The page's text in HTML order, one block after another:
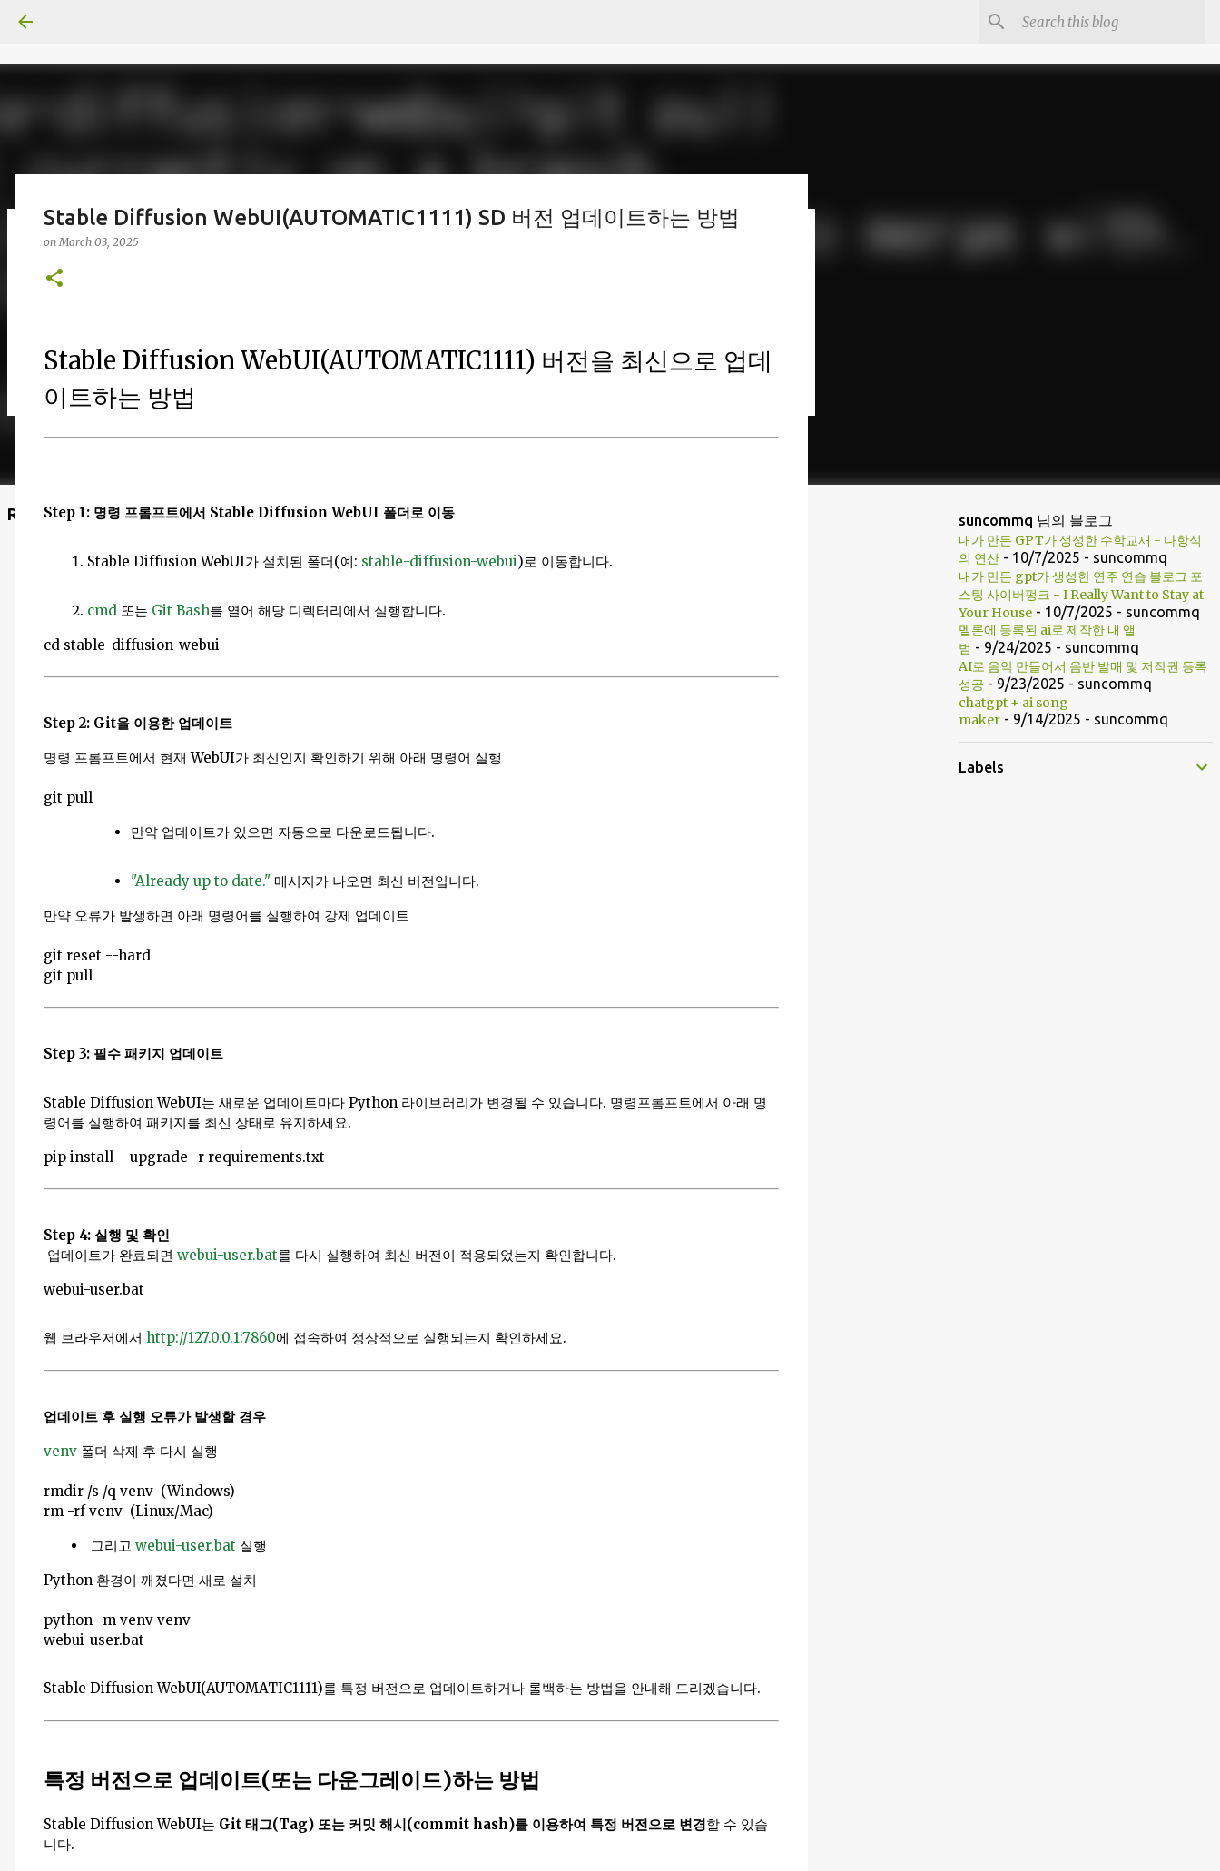
Recommended Posts
일산화탄소에 노출되도 사람은 고통을 모르나
onJune 29, 2026
Stable Diffusion WebUI(AUTOMATIC1111) SD 버전 업데이트하는 방법
onMarch 03, 2025
Stable Diffusion WebUI(AUTOMATIC1111) 버전을 최신으로 업데
이트하는 방법
Step 1: 명령 프롬프트에서 Stable Diffusion WebUI 폴더로 이동
Stable Diffusion WebUI가 설치된 폴더(예: stable-diffusion-webui)로 이동합니다.
cmd 또는 Git Bash를 열어 해당 디렉터리에서 실행합니다.
cd stable-diffusion-webui
Step 2: Git을 이용한 업데이트
명령 프롬프트에서 현재 WebUI가 최신인지 확인하기 위해 아래 명령어 실행
git pull
만약 업데이트가 있으면 자동으로 다운로드됩니다.
"Already up to date." 메시지가 나오면 최신 버전입니다.
만약 오류가 발생하면 아래 명령어를 실행하여 강제 업데이트
git reset --hard
git pull
Step 3: 필수 패키지 업데이트
Stable Diffusion WebUI는 새로운 업데이트마다 Python 라이브러리가 변경될 수 있습니다. 명령프롬프트에서 아래 명
령어를 실행하여 패키지를 최신 상태로 유지하세요.
pip install --upgrade -r requirements.txt
Step 4: 실행 및 확인
업데이트가 완료되면 webui-user.bat를 다시 실행하여 최신 버전이 적용되었는지 확인합니다.
webui-user.bat
웹 브라우저에서 http://127.0.0.1:7860에 접속하여 정상적으로 실행되는지 확인하세요.
업데이트 후 실행 오류가 발생할 경우
venv 폴더 삭제 후 다시 실행
rmdir /s /q venv (Windows)
rm -rf venv (Linux/Mac)
그리고 webui-user.bat 실행
Python 환경이 깨졌다면 새로 설치
python -m venv venv
webui-user.bat
Stable Diffusion WebUI(AUTOMATIC1111)를 특정 버전으로 업데이트하거나 롤백하는 방법을 안내해 드리겠습니다.
특정 버전으로 업데이트(또는 다운그레이드)하는 방법
Stable Diffusion WebUI는 Git 태그(Tag) 또는 커밋 해시(commit hash)를 이용하여 특정 버전으로 변경할 수 있습
니다.
suncommq 님의 블로그
내가 만든 GPT가 생성한 수학교재 - 다항식
의 연산 - 10/7/2025 - suncommq
내가 만든 gpt가 생성한 연주 연습 블로그 포
스팅 사이버펑크 - I Really Want to Stay at
Your House - 10/7/2025 - suncommq
멜론에 등록된 ai로 제작한 내 앨
범 - 9/24/2025 - suncommq
AI로 음악 만들어서 음반 발매 및 저작권 등록
성공 - 9/23/2025 - suncommq
chatgpt + ai song
maker - 9/14/2025 - suncommq
Labels